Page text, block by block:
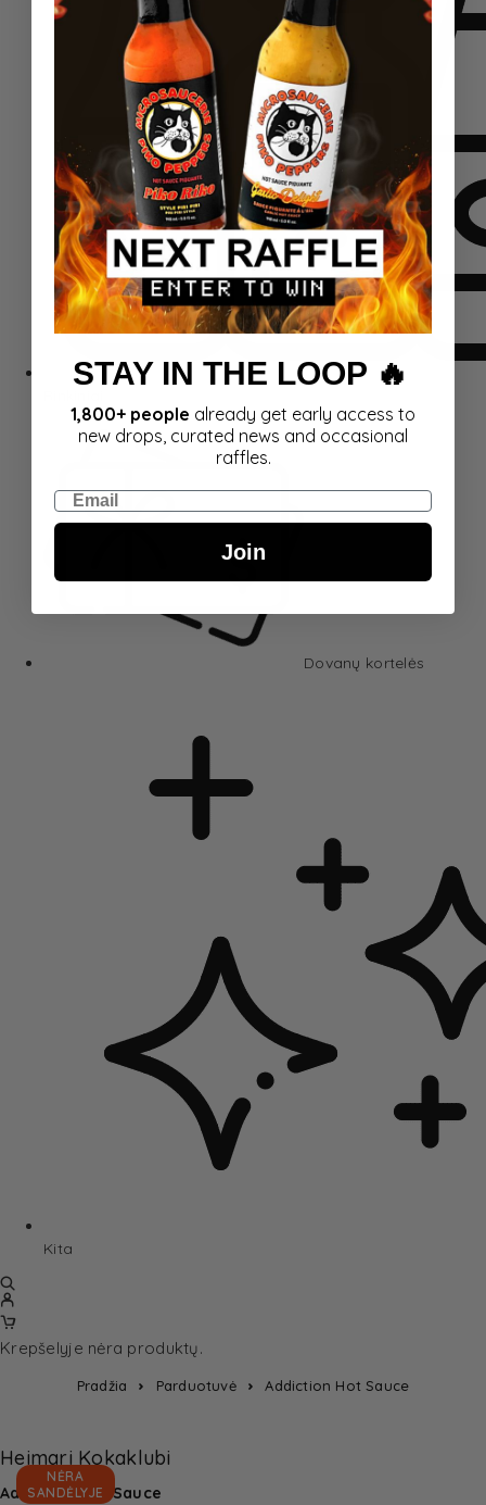
Dovanų kortelės
Kita
Krepšelyje nėra produktų.
Pradžia Parduotuvė Addiction Hot Sauce
NĖRA
SANDĖLYJE
Heimari Kokaklubi
Addiction Hot Sauce
STAY IN THE LOOP 🔥
1,800+ people already get early access to
new drops, curated news and occasional
raffles.
Email
Join